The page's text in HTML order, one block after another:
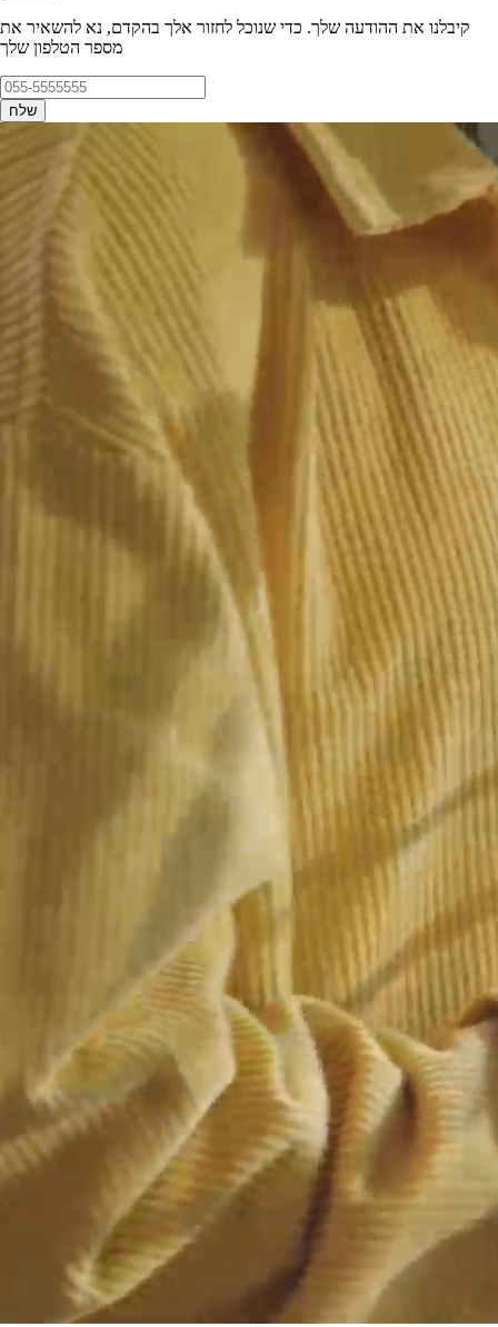
קיבלנו את ההודעה שלך. כדי שנוכל לחזור אלך בהקדם, נא להשאיר את
מספר הטלפון שלך
שלח